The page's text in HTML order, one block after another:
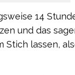
14
und das
lassen,